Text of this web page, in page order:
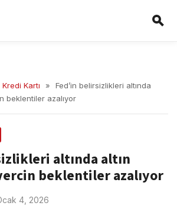
Kartı »
Fed’in belirsizlikleri altında
beklentiler azalıyor
altında altın
beklentiler azalıyor
4, 2026